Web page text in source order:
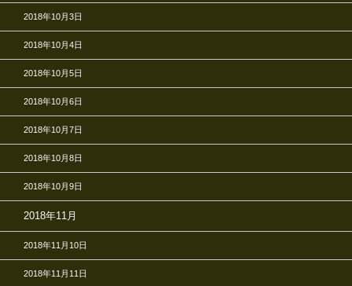
2018年10月3日
2018年10月4日
2018年10月5日
2018年10月6日
2018年10月7日
2018年10月8日
2018年10月9日
2018年11月
2018年11月10日
2018年11月11日